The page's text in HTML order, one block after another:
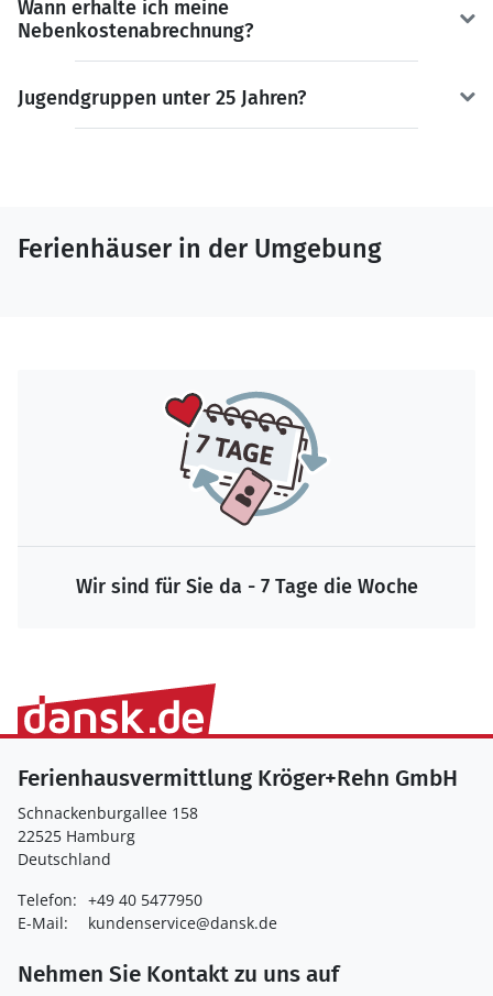
Wann erhalte ich meine
Nebenkostenabrechnung?
Jugendgruppen unter 25 Jahren?
Ferienhäuser in der Umgebung
Wir sind für Sie da - 7 Tage die Woche
Ferienhausvermittlung Kröger+Rehn GmbH
Schnackenburgallee 158
22525 Hamburg
Deutschland
Telefon: +49 40 5477950
E-Mail:
kundenservice@dansk.de
Nehmen Sie Kontakt zu uns auf